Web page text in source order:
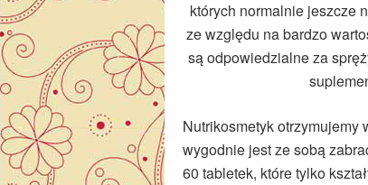
których normalnie jeszcze
ze względu na bardzo
są odpowiedzialne za
Nutrikosmetyk otrzymujemy
wygodnie jest ze sobą
60 tabletek, które tylko